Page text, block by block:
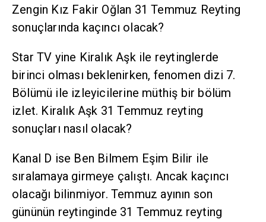
Zengin Kız Fakir Oğlan 31 Temmuz Reyting
sonuçlarında kaçıncı olacak?
Star TV yine Kiralık Aşk ile reytinglerde
birinci olması beklenirken, fenomen dizi 7.
Bölümü ile izleyicilerine müthiş bir bölüm
izlet. Kiralık Aşk 31 Temmuz reyting
sonuçları nasıl olacak?
Kanal D ise Ben Bilmem Eşim Bilir ile
sıralamaya girmeye çalıştı. Ancak kaçıncı
olacağı bilinmiyor. Temmuz ayının son
gününün reytinginde 31 Temmuz reyting